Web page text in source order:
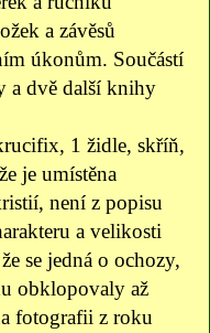
a závěsů
úkonům. Součástí
a dvě další knihy
1 židle, skříň,
je umístěna
není z popisu
a velikosti
se jedná o ochozy,
obklopovaly až
fotografii z roku